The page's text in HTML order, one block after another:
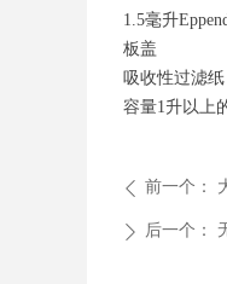
1.5毫升
板盖
吸收性过滤纸
容量1升以上
ꄴ 前一个：
ꄲ 后一个：